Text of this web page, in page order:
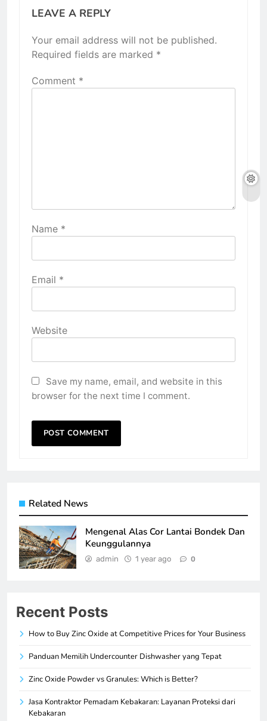
LEAVE A REPLY
Your email address will not be published.
Required fields are marked *
Comment *
Name *
Email *
Website
Save my name, email, and website in this
browser for the next time I comment.
Related News
Mengenal Alas Cor Lantai Bondek Dan
Keunggulannya
admin 1 year ago 0
Recent Posts
How to Buy Zinc Oxide at Competitive Prices for Your Business
Panduan Memilih Undercounter Dishwasher yang Tepat
Zinc Oxide Powder vs Granules: Which is Better?
Jasa Kontraktor Pemadam Kebakaran: Layanan Proteksi dari
Kebakaran